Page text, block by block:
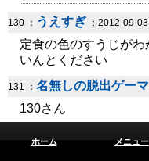
130 ： うえすぎ ：2012-09-
定食の色のすうじがわ
いんとください
131 ： 名無しの脱出ゲー
130さん
ネタバレ内容を表示
ホーム メニュー